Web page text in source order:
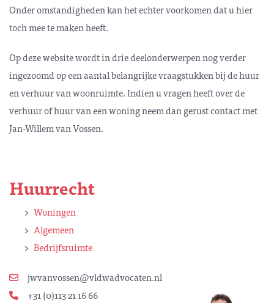
Onder omstandigheden kan het echter voorkomen dat u hier
toch mee te maken heeft.
Op deze website wordt in drie deelonderwerpen nog verder
ingezoomd op een aantal belangrijke vraagstukken bij de huur
en verhuur van woonruimte. Indien u vragen heeft over de
verhuur of huur van een woning neem dan gerust contact met
Jan-Willem van Vossen.
Huurrecht
Woningen
Algemeen
Bedrijfsruimte
jwvanvossen@vldwadvocaten.nl
+31 (0)113 21 16 66